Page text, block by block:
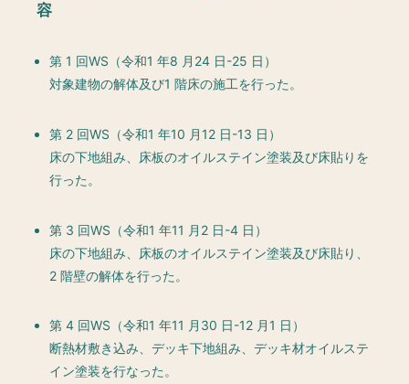
容
第 1 回WS（令和1 年8 月24 日-25 日）
対象建物の解体及び1 階床の施工を行った。
第 2 回WS（令和1 年10 月12 日-13 日）
床の下地組み、床板のオイルステイン塗装及び床貼りを
行った。
第 3 回WS（令和1 年11 月2 日-4 日）
床の下地組み、床板のオイルステイン塗装及び床貼り、
2 階壁の解体を行った。
第 4 回WS（令和1 年11 月30 日-12 月1 日）
断熱材敷き込み、デッキ下地組み、デッキ材オイルステ
イン塗装を行なった。